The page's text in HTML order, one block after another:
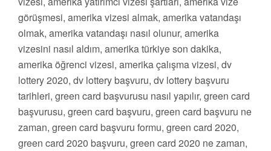
görüşmesi, amerika vizesi almak, amerika vatandaşı
olmak, amerika vatandaşı nasıl olunur, amerika
vizesini nasıl aldım, amerika türkiye son dakika,
amerika öğrenci vizesi, amerika çalışma vizesi, dv
lottery 2020, dv lottery başvuru, dv lottery başvuru
tarihleri, green card başvurusu nasıl yapılır, green card
başvurusu, green card başvuru, green card başvuru ne
zaman, green card başvuru formu, green card 2020,
green card 2020 başvuru, green card 2020 ne zaman,